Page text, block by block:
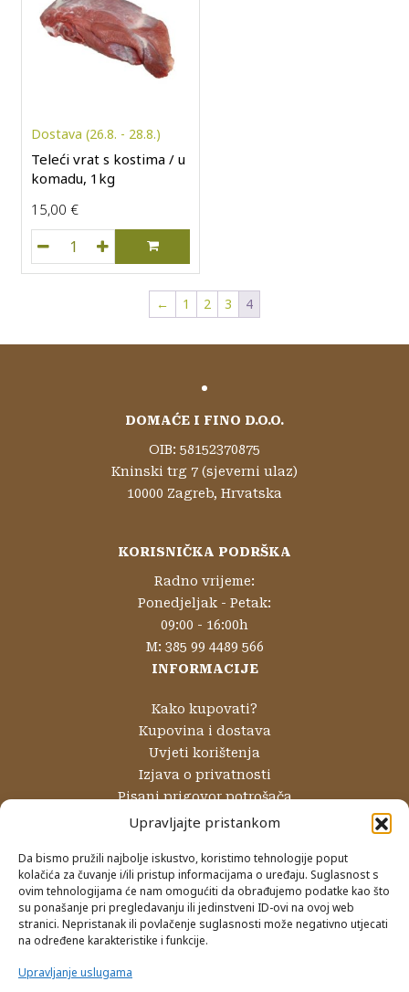
Upravljajte pristankom
Da bismo pružili najbolje iskustvo, koristimo tehnologije poput
kolačića za čuvanje i/ili pristup informacijama o uređaju. Suglasnost s
ovim tehnologijama će nam omogućiti da obrađujemo podatke kao što
su ponašanje pri pregledavanju ili jedinstveni ID-ovi na ovoj web
stranici. Nepristanak ili povlačenje suglasnosti može negativno utjecati
na određene karakteristike i funkcije.
Upravljanje uslugama
Dostava (26.8. - 28.8.)
Teleći vrat s kostima / u
komadu, 1kg
15,00 €
Teleći vrat s kostima / u komadu, 1kg količina
← 1 2 3 4
DOMAĆE I FINO D.O.O.
OIB: 58152370875
Kninski trg 7 (sjeverni ulaz)
10000 Zagreb, Hrvatska
KORISNIČKA PODRŠKA
Radno vrijeme:
Ponedjeljak - Petak:
09:00 - 16:00h
M: 385 99 4489 566
INFORMACIJE
Kako kupovati?
Kupovina i dostava
Uvjeti korištenja
Izjava o privatnosti
Pisani prigovor potrošača
Reklamacije i povrati
NAČINI PLAĆANJA
Gotovinom prilikom preuzimanja
Internet bankarstvom